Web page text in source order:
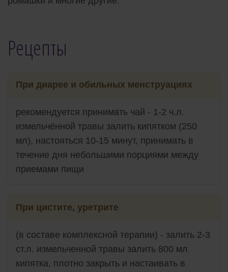
Рецепты
При диарее и обильных менструациях
рекомендуется принимать чай - 1-2 ч.л.
измельчённой травы залить кипятком (250
мл), настояться 10-15 минут, принимать в
течение дня небольшими порциями между
приемами пищи
При цистите, уретрите
(в составе комплексной терапии) - залить 2-3
ст.л. измельченной травы залить 800 мл
кипятка, плотно закрыть и настаивать в